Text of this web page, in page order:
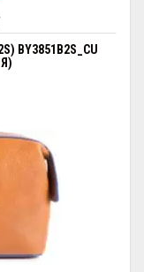
BY3851B2S_CU